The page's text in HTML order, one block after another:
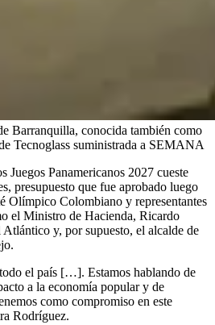
Barranquilla, conocida también como
Tecnoglass suministrada a SEMANA
Juegos Panamericanos 2027 cueste
presupuesto que fue aprobado luego
Olímpico Colombiano y representantes
el Ministro de Hacienda, Ricardo
y, por supuesto, el alcalde de
el país […]. Estamos hablando de
a la economía popular y de
como compromiso en este
Rodríguez.